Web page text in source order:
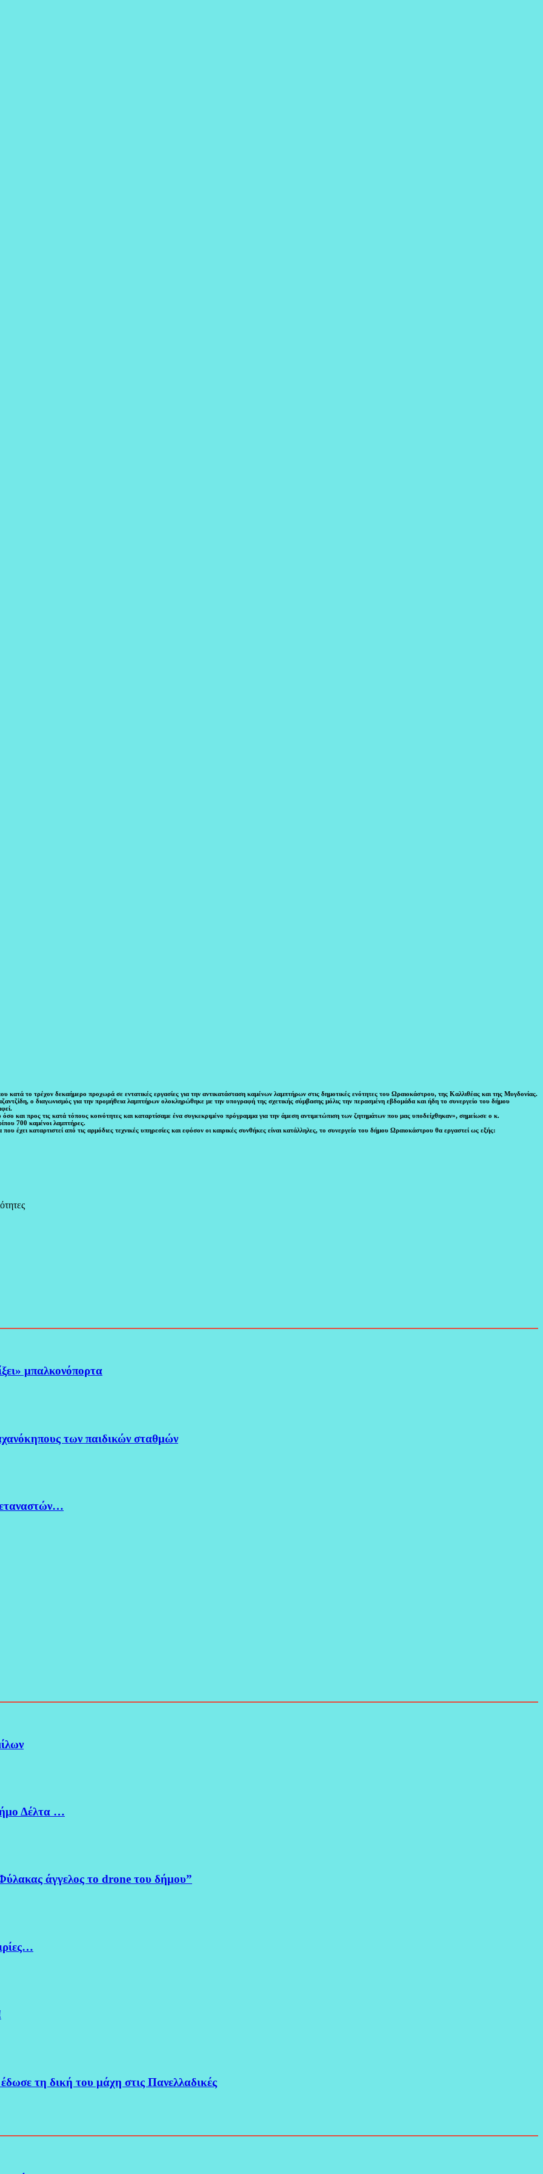
κατά το τρέχον δεκαήμερο προχωρά σε εντατικές εργασίες για την αντικατάσταση καμένων λαμπτήρων στις δημοτικές ενότητες του Ωραιοκάστρου, της Καλλιθέας και της Μυγδονίας.
ο διαγωνισμός για την προμήθεια λαμπτήρων ολοκληρώθηκε με την υπογραφή της σχετικής σύμβασης μόλις την περασμένη εβδομάδα και ήδη το συνεργείο του δήμου
και προς τις κατά τόπους κοινότητες και καταρτίσαμε ένα συγκεκριμένο πρόγραμμα για την άμεση αντιμετώπιση των ζητημάτων που μας υποδείχθηκαν», σημείωσε ο κ.
700 καμένοι λαμπτήρες.
καταρτιστεί από τις αρμόδιες τεχνικές υπηρεσίες και εφόσον οι καιρικές συνθήκες είναι κατάλληλες, το συνεργείο του δήμου Ωραιοκάστρου θα εργαστεί ως εξής:
μπαλκονόπορτα
των παιδικών σταθμών
Δέλτα …
άγγελος το drone του δήμου”
τη δική του μάχη στις Πανελλαδικές